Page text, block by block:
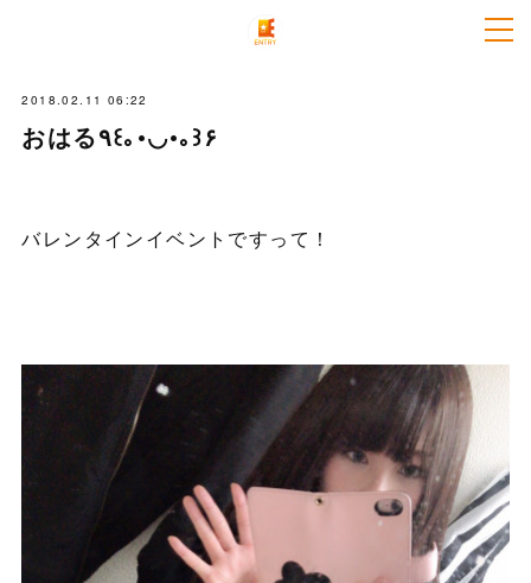
2018.02.11 06:22
おはる٩꒰｡•◡•｡꒱۶
バレンタインイベントですって！